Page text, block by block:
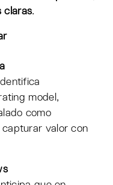
claras.
model,
como
capturar valor con